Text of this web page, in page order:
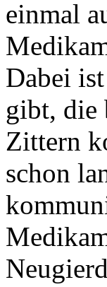
einmal
Dabei
gibt, die
Zittern
schon